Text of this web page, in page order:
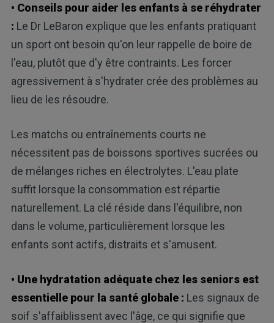
• Conseils pour aider les enfants à se réhydrater
: Le Dr LeBaron explique que les enfants pratiquant
un sport ont besoin qu'on leur rappelle de boire de
l'eau, plutôt que d'y être contraints. Les forcer
agressivement à s'hydrater crée des problèmes au
lieu de les résoudre.
Les matchs ou entraînements courts ne
nécessitent pas de boissons sportives sucrées ou
de mélanges riches en électrolytes. L'eau plate
suffit lorsque la consommation est répartie
naturellement. La clé réside dans l'équilibre, non
dans le volume, particulièrement lorsque les
enfants sont actifs, distraits et s'amusent.
• Une hydratation adéquate chez les seniors est
essentielle pour la santé globale : Les signaux de
soif s'affaiblissent avec l'âge, ce qui signifie que